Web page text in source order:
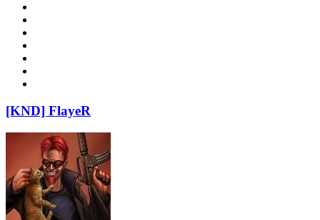
[KND] FlayeR